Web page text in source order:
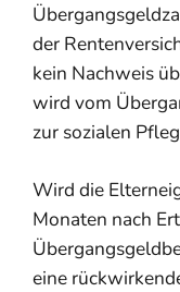
der
kein Nachweis
wird vom
zur sozialen
Wird die
Monaten nach
eine